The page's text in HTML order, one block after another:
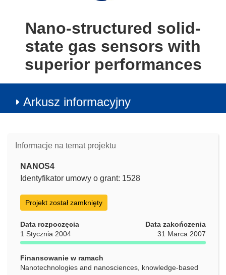
Nano-structured solid-
state gas sensors with
superior performances
Arkusz informacyjny
Informacje na temat projektu
NANOS4
Identyfikator umowy o grant: 1528
Projekt został zamknięty
Data rozpoczęcia
1 Stycznia 2004
Data zakończenia
31 Marca 2007
Finansowanie w ramach
Nanotechnologies and nanosciences, knowledge-based